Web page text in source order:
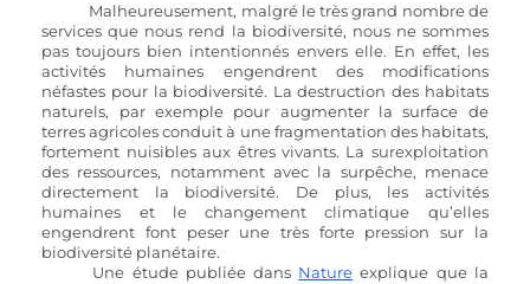
Malheureusement, malgré le très grand nombre de
services que nous rend la biodiversité, nous ne sommes
pas toujours bien intentionnés envers elle. En effet, les
activités humaines engendrent des modifications
néfastes pour la biodiversité. La destruction des habitats
naturels, par exemple pour augmenter la surface de
terres agricoles conduit à une fragmentation des habitats,
fortement nuisibles aux êtres vivants. La surexploitation
des ressources, notamment avec la surpêche, menace
directement la biodiversité. De plus, les activités
humaines et le changement climatique qu’elles
engendrent font peser une très forte pression sur la
biodiversité planétaire.
Une étude publiée dans Nature explique que la